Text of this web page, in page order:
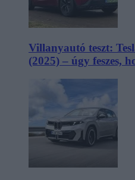
Villanyautó teszt:
(2025) – úgy feszes,